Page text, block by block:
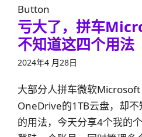
Button
亏大了，拼车
不知道这四个用法
2024年4 月28日
大部分人拼车微软
OneDrive的1TB云盘，却
的用法，今天分享4个我的